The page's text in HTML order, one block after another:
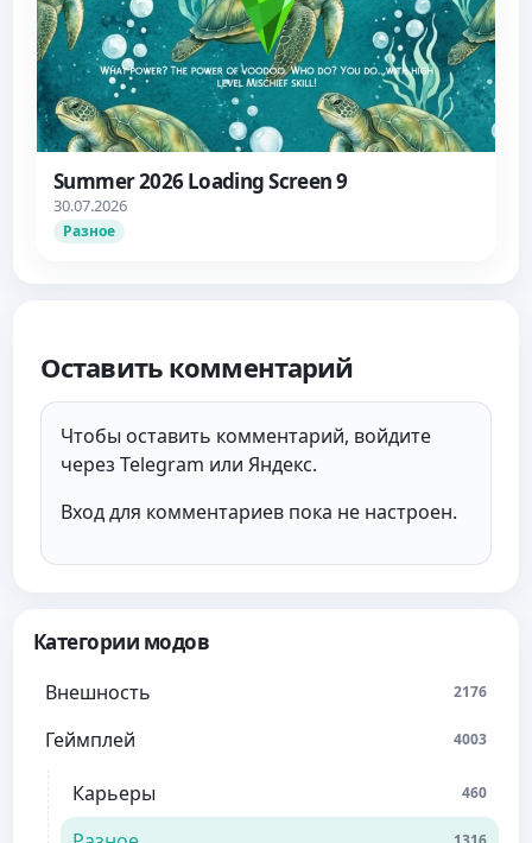
Категории модов
Внешность 2176
Геймплей 4003
Карьеры 460
Summer 2026 Loading Screen 9
30.07.2026
Разное
Оставить комментарий
Чтобы оставить комментарий, войдите
через Telegram или Яндекс.
Вход для комментариев пока не настроен.